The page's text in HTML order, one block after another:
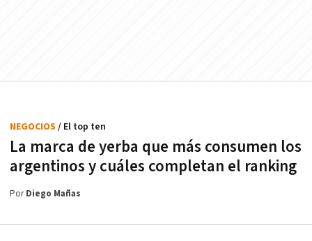
La marca de yerba que más consumen los
argentinos y cuáles completan el ranking
NEGOCIOS / El top ten
PorDiego Mañas